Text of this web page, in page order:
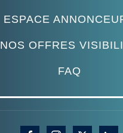
ESPACE
NOS OFFRES
FAQ